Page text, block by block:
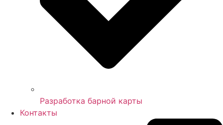
Разработка барной карты
Контакты